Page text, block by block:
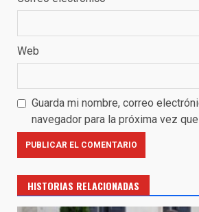
Web
Guarda mi nombre, correo
navegador para la próxima vez
HISTORIAS RELACIONADAS